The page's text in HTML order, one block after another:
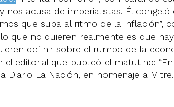
nos acusa de imperialistas. Él congeló
que suba al ritmo de la inflación”,
que no quieren realmente es que
definir sobre el rumbo de la
el editorial que publicó el matutino:
Diario La Nación, en homenaje a